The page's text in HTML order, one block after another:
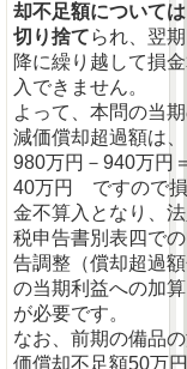
却不足額について
切り捨てられ、翌
降に繰り越して損
入できません。
よって、本問の当
減価償却超過額は、
980万円－940万円
40万円 ですので損
金不算入となり、
税申告書別表四で
告調整（償却超過
の当期利益への加
が必要です。
なお、前期の備品
価償却不足額50万円